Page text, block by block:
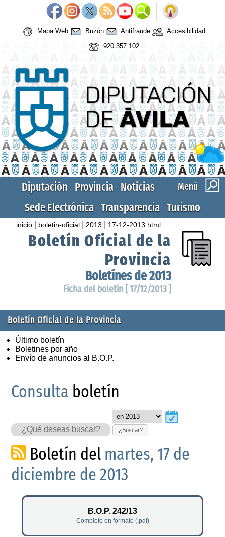
Mapa Web Buzón Antifraude
Accesibilidad
920 357 102
Menú
Diputación Provincia Noticias
Sede Electrónica Transparencia Turismo
inicio boletin-oficial 2013 17-12-2013.html
Boletín Oficial de la
Provincia
Boletínes de 2013
Ficha del boletín [ 17/12/2013 ]
Boletín Oficial de la Provincia
Último boletín
Boletines por año
Envío de anuncios al B.O.P.
Consulta boletín
¿Buscar?
Boletín del martes, 17 de
diciembre de 2013
B.O.P. 242/13
Completo en formato (.pdf)